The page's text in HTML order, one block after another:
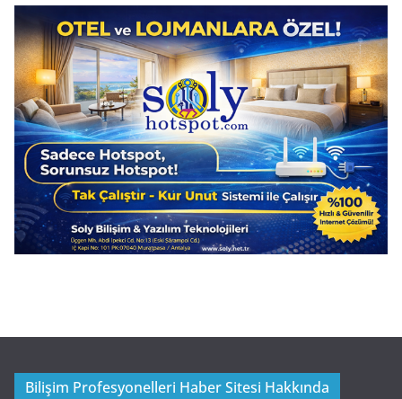
Bilişim Profesyonelleri Haber Sitesi Hakkında